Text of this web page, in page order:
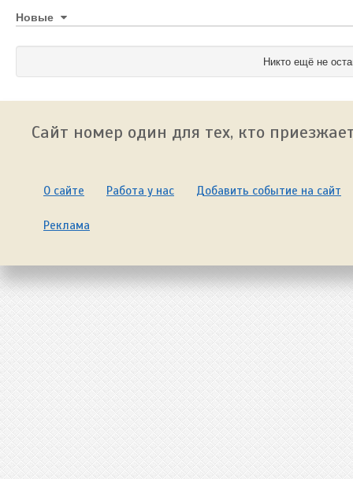
Новые
Никто ещё не
Сайт номер один для тех, кто
О сайте Работа у нас Добавить событие на сайт
Реклама